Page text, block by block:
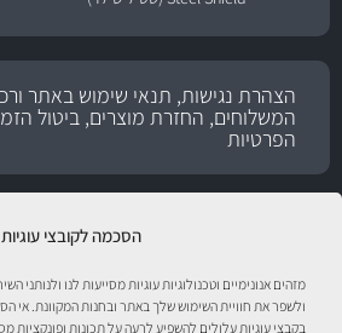
הסכמה לקובצי עוגיות
מזהים אנונימיים וטכנולוגיות עוגיות מסייעות לנו ולנותני
ולשפר את חוויית השימוש שלך באתר ובחנות המקוונת. אי
בקבצי עוגיות עלולים להשפיע לרעה על תכונות
הצהרת נגישות, תנאי שימוש באתר
המשלוחים, החזרת מוצרים, ביטול
הפרטיות